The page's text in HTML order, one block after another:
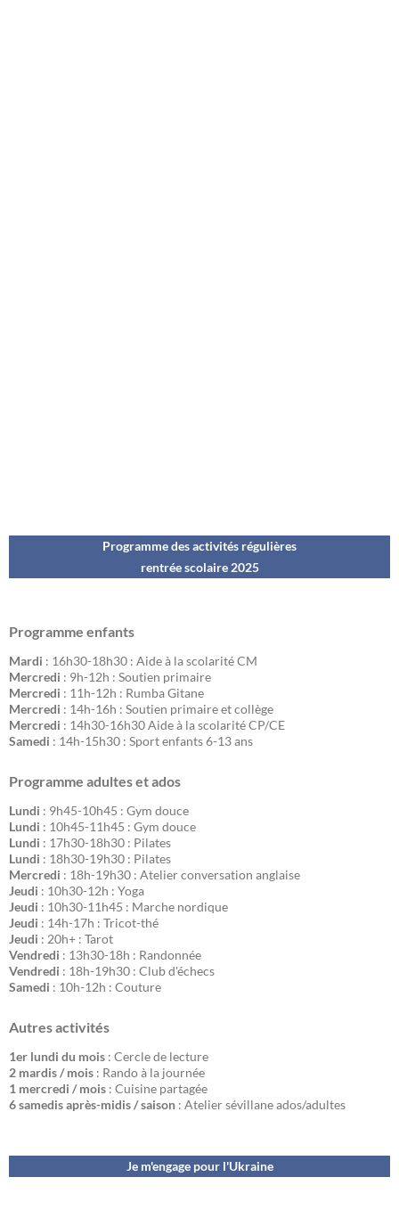
Programme des activités régulières
rentrée scolaire 2025
Programme enfants
Mardi : 16h30-18h30 : Aide à la scolarité CM
Mercredi : 9h-12h : Soutien primaire
Mercredi : 11h-12h : Rumba Gitane
Mercredi : 14h-16h : Soutien primaire et collège
Mercredi : 14h30-16h30 Aide à la scolarité CP/CE
Samedi : 14h-15h30 : Sport enfants 6-13 ans
Programme adultes et ados
Lundi : 9h45-10h45 : Gym douce
Lundi : 10h45-11h45 : Gym douce
Lundi : 17h30-18h30 : Pilates
Lundi : 18h30-19h30 : Pilates
Mercredi : 18h-19h30 : Atelier conversation anglaise
Jeudi : 10h30-12h : Yoga
Jeudi : 10h30-11h45 : Marche nordique
Jeudi : 14h-17h : Tricot-thé
Jeudi : 20h+ : Tarot
Vendredi : 13h30-18h : Randonnée
Vendredi : 18h-19h30 : Club d'échecs
Samedi : 10h-12h : Couture
Autres activités
1er lundi du mois : Cercle de lecture
2 mardis / mois : Rando à la journée
1 mercredi / mois : Cuisine partagée
6 samedis après-midis / saison : Atelier sévillane ados/adultes
Je m'engage pour l'Ukraine